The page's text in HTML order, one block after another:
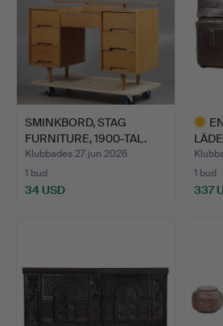
SMINKBORD, STAG
FURNITURE, 1900-TAL.
Klubbades 27 jun 2026
1 bud
34 USD
1 bud
337